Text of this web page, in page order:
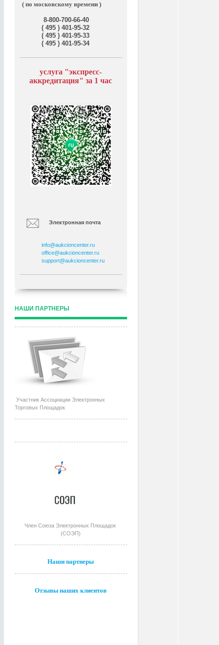
( по московскому времени )
8-800-700-66-40
( 495 ) 401-95-32
( 495 ) 401-95-33
( 495 ) 401-95-34
услуга "экспресс-
аккредитация" за 1 час
Электронная почта
info@aukcioncenter.ru
office@aukcioncenter.ru
support@aukcioncenter.ru
НАШИ ПАРТНЕРЫ
Участник Ассоциации Электронных
Торговых Площадок
Член Союза Электронных Площадок
(СОЭП)
Наши партнеры
Отзывы наших клиентов